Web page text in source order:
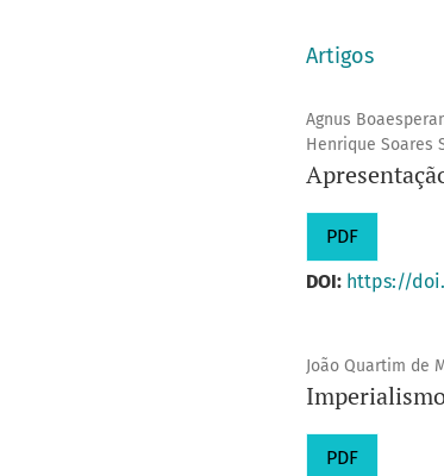
Artigos
Agnus
Henrique Soares
PDF
DOI: https://
João Quartim de
PDF